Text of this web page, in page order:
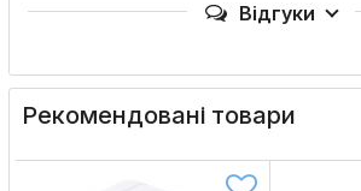
Відгуки
Рекомендовані товари